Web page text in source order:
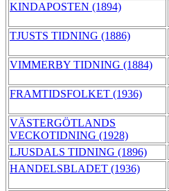
KINDAPOSTEN (1894)
TJUSTS TIDNING (1886)
VIMMERBY TIDNING (1884)
FRAMTIDSFOLKET (1936)
VÄSTERGÖTLANDS
VECKOTIDNING (1928)
LJUSDALS TIDNING (1896)
HANDELSBLADET (1936)